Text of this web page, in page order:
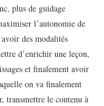
plus de guidage
l’autonomie de
des modalités
d’enrichir une leçon,
et finalement avoir
on va finalement
transmettre le contenu à